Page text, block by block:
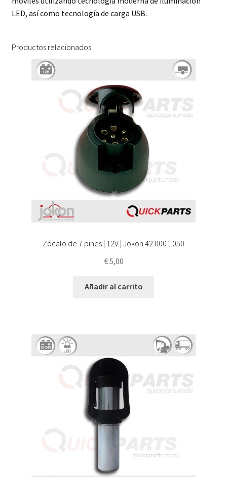
LED, así como tecnología de carga USB.
Productos relacionados
Zócalo de 7 pines | 12V | Jokon 42.0001.050
€5,00
Añadir al carrito